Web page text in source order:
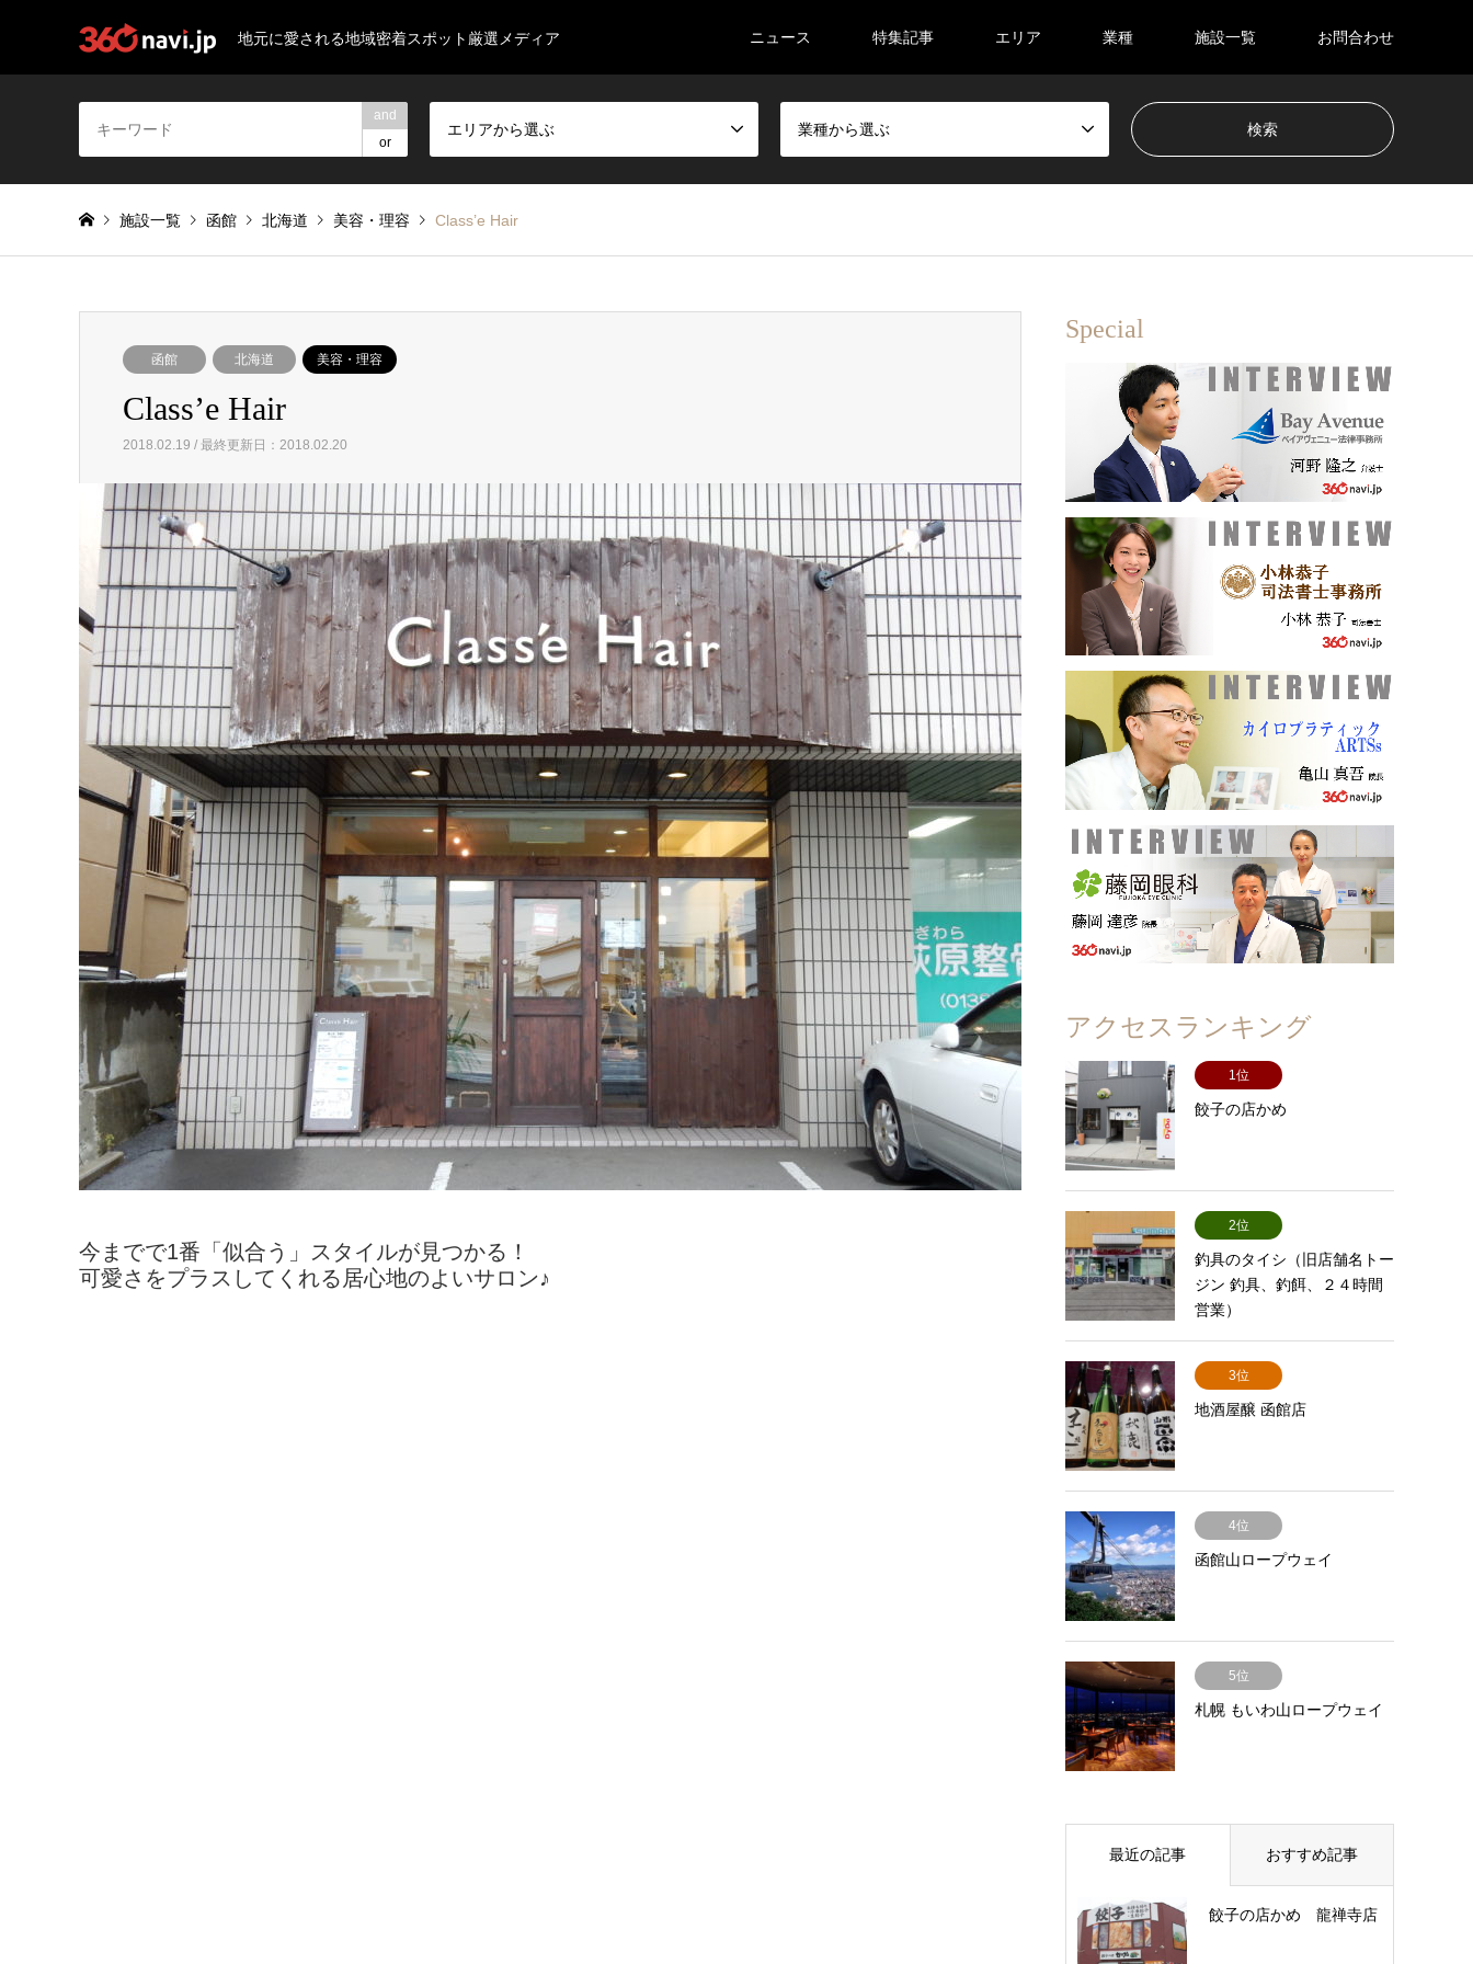
地元に愛される地域密着スポット厳選メディア ニュース 特集記事 エリア 業種 施設一覧 お問合わせ
and
or
エリアから選ぶ 業種から選ぶ
施設一覧 函館 北海道 美容・理容 Class’e Hair
函館 北海道 美容・理容
Class’e Hair
2018.02.19 / 最終更新日：2018.02.20
今までで1番「似合う」スタイルが見つかる！
可愛さをプラスしてくれる居心地のよいサロン♪
Special
アクセスランキング
1位
餃子の店かめ
2位
釣具のタイシ（旧店舗名トー
ジン 釣具、釣餌、２４時間
営業）
3位
地酒屋醸 函館店
4位
函館山ロープウェイ
5位
札幌 もいわ山ロープウェイ
最近の記事 おすすめ記事
餃子の店かめ 龍禅寺店